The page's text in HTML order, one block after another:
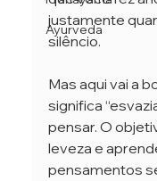
Ayurveda
justamente
silêncio.
Mas aqui vai a
significa
pensar. O
leveza e
pensamentos